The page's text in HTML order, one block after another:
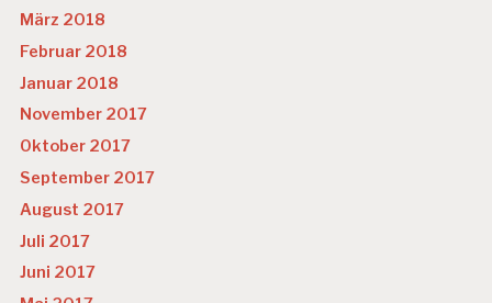
März 2018
Februar 2018
Januar 2018
November 2017
Oktober 2017
September 2017
August 2017
Juli 2017
Juni 2017